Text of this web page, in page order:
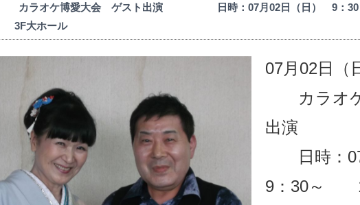
カラオケ博愛大会 ゲスト出演 日時：07月02日（日） 9：
3F大ホール
07月02日（
カラオケ
出演
日時：07
9：30～